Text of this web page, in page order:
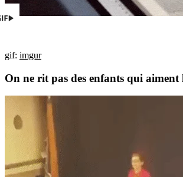
gif: imgur
On ne rit pas des enfants qui aiment